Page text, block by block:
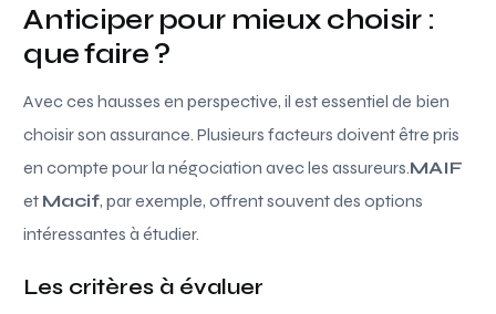
Anticiper pour mieux choisir :
que faire ?
Avec ces hausses en perspective, il est essentiel de bien
choisir son assurance. Plusieurs facteurs doivent être pris
en compte pour la négociation avec les assureurs.MAIF
et Macif, par exemple, offrent souvent des options
intéressantes à étudier.
Les critères à évaluer